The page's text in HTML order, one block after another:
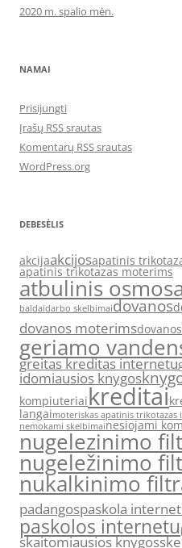
2020 m. spalio mėn.
NAMAI
Prisijungti
Įrašų RSS srautas
Komentarų RSS srautas
WordPress.org
DEBESĖLIS
akcijaakcijosapatinis
apatinis trikotazas moterims
atbulinis
baldaidarbo skelbimaidovanos
dovanos moterims
geriamo
greitas kreditas internetu
idomiausios knygos
kompiuteriaikreditai
langaimoteriskas apatinis trikotazas
nemokami skelbimainesiojami
nugelezinimo
nugeležinimo
nukalkinimo
padangospaskola
paskolos internetu
skaitomiausios knygos